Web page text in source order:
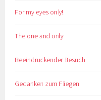
For my eyes only!
The one and only
Beeindruckender Besuch
Gedanken zum Fliegen